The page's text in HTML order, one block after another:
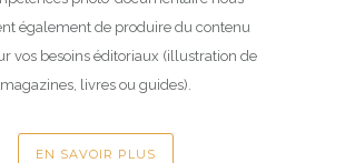
également de produire du contenu
vos besoins éditoriaux (illustration de
magazines, livres ou guides).
EN SAVOIR PLUS